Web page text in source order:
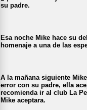
su padre.
Esa noche Mike hace su
homenaje a una de las
A la mañana siguiente
error con su padre, ella
recomienda ir al club La
Mike aceptara.